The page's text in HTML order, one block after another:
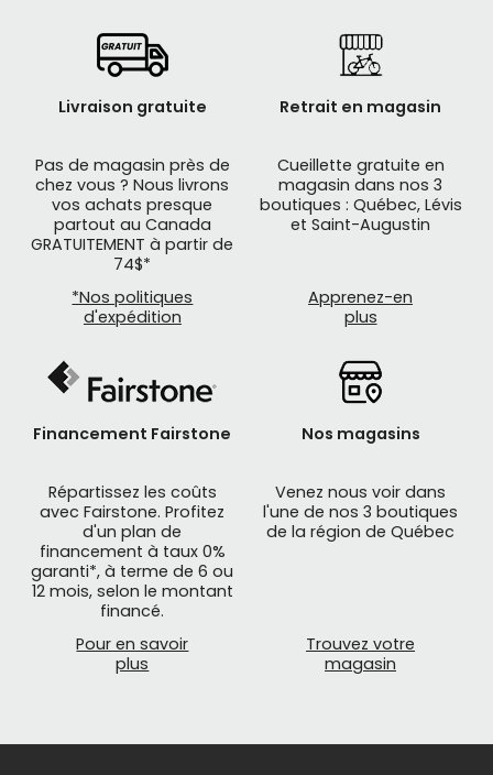
Livraison gratuite
Pas de magasin près de
chez vous ? Nous livrons
vos achats presque
partout au Canada
GRATUITEMENT à partir de
74$*
*Nos politiques
d'expédition
Retrait en magasin
Cueillette gratuite en
magasin dans nos 3
boutiques : Québec, Lévis
et Saint-Augustin
Apprenez-en
plus
Financement Fairstone
Répartissez les coûts
avec Fairstone. Profitez
d'un plan de
financement à taux 0%
garanti*, à terme de 6 ou
12 mois, selon le montant
financé.
Pour en savoir
plus
Nos magasins
Venez nous voir dans
l'une de nos 3 boutiques
de la région de Québec
Trouvez votre
magasin